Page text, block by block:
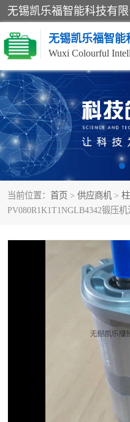
无锡凯乐福智能
当前位置： 首页 > 供应商机 >
PV080R1K1T1NGLB4342锻压机
齿轮泵
风冷式油冷却器
液压马达
柱塞泵